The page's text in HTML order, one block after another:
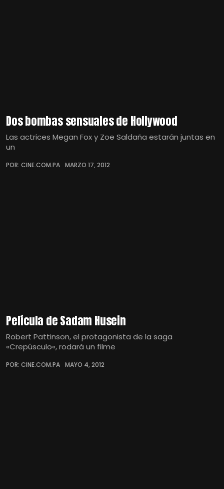
Dos bombas sensuales de Hollywood
Las actrices Megan Fox y Zoe Saldaña estarán juntas en
un
POR: CINE.COM.PA MARZO 17, 2012
Película de Sadam Husein
Robert Pattinson, el protagonista de la saga
«Crepúsculo«, rodará un filme
POR: CINE.COM.PA MAYO 4, 2012